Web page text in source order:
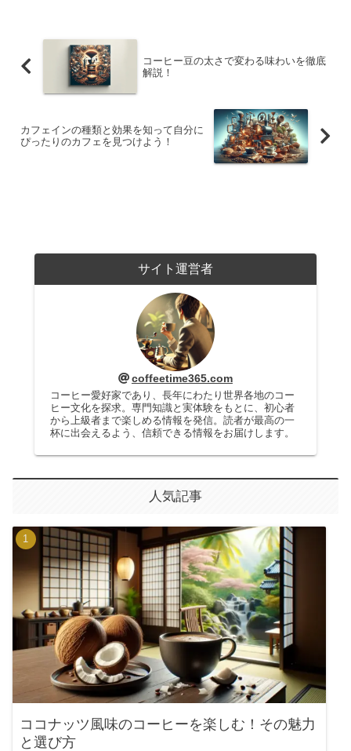
コーヒー豆の太さで変わる味わいを徹底
解説！
カフェインの種類と効果を知って自分に
ぴったりのカフェを見つけよう！
サイト運営者
coffeetime365.com
コーヒー愛好家であり、長年にわたり世界各地のコー
ヒー文化を探求。専門知識と実体験をもとに、初心者
から上級者まで楽しめる情報を発信。読者が最高の一
杯に出会えるよう、信頼できる情報をお届けします。
人気記事
ココナッツ風味のコーヒーを楽しむ！その魅力
と選び方